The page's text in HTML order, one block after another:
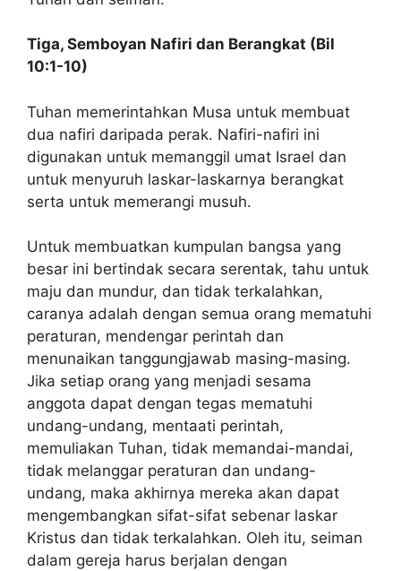
Tiga, Semboyan Nafiri dan Berangkat (Bil
10:1-10)
Tuhan memerintahkan Musa untuk membuat
dua nafiri daripada perak. Nafiri-nafiri ini
digunakan untuk memanggil umat Israel dan
untuk menyuruh laskar-laskarnya berangkat
serta untuk memerangi musuh.
Untuk membuatkan kumpulan bangsa yang
besar ini bertindak secara serentak, tahu untuk
maju dan mundur, dan tidak terkalahkan,
caranya adalah dengan semua orang mematuhi
peraturan, mendengar perintah dan
menunaikan tanggungjawab masing-masing.
Jika setiap orang yang menjadi sesama
anggota dapat dengan tegas mematuhi
undang-undang, mentaati perintah,
memuliakan Tuhan, tidak memandai-mandai,
tidak melanggar peraturan dan undang-
undang, maka akhirnya mereka akan dapat
mengembangkan sifat-sifat sebenar laskar
Kristus dan tidak terkalahkan. Oleh itu, seiman
dalam gereja harus berjalan dengan